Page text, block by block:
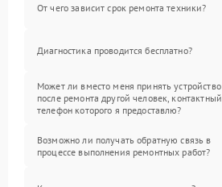
От чего зависит срок ремонта техники?
Диагностика проводится бесплатно?
Может ли вместо меня принять устройство
после ремонта другой человек, контактный
телефон которого я предоставлю?
Возможно ли получать обратную связь в
процессе выполнения ремонтных работ?